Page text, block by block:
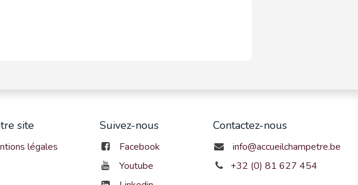
site
légales
Suivez-nous
Facebook
Youtube
Contactez-nous
info@accueilchampetre.be
+32 (0) 81 627 454